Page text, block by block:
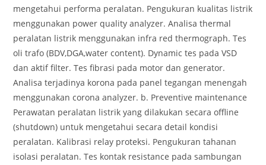
mengetahui performa peralatan. Pengukuran kualitas listrik
menggunakan power quality analyzer. Analisa thermal
peralatan listrik menggunakan infra red thermograph. Tes
oli trafo (BDV,DGA,water content). Dynamic tes pada VSD
dan aktif filter. Tes fibrasi pada motor dan generator.
Analisa terjadinya korona pada panel tegangan menengah
menggunakan corona analyzer. b. Preventive maintenance
Perawatan peralatan listrik yang dilakukan secara offline
(shutdown) untuk mengetahui secara detail kondisi
peralatan. Kalibrasi relay proteksi. Pengukuran tahanan
isolasi peralatan. Tes kontak resistance pada sambungan